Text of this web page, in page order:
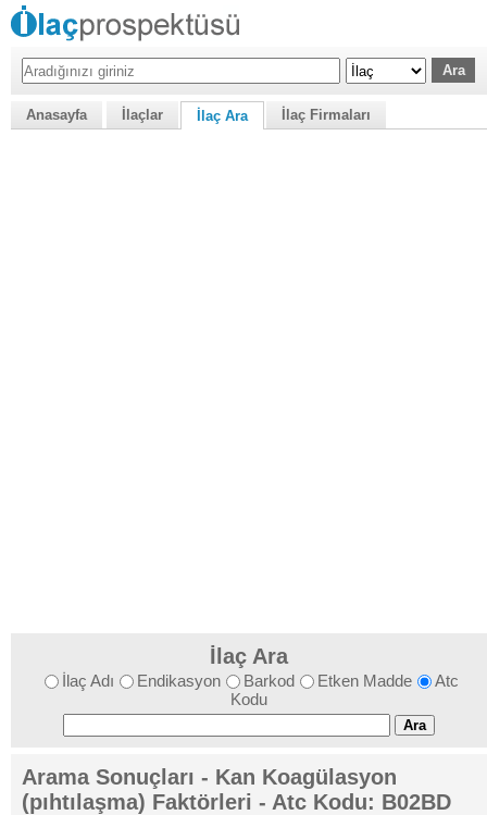
Anasayfa İlaçlar İlaç Ara İlaç Firmaları
İlaç Ara
İlaç Adı Endikasyon Barkod Etken Madde
Atc
Kodu
Arama Sonuçları - Kan Koagülasyon
(pıhtılaşma) Faktörleri - Atc Kodu: B02BD